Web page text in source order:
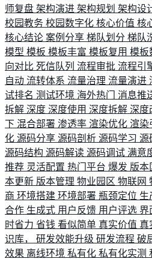
师复盘 架构演进 架构规划 架构设
校园教务 校园数字化 核心价值 核
核心结论 案例分享 梯队划分 梯队
模型 模板 模板丰富 模板复用 模板
向对比 死信队列 流程审批 流程引
自动 流转体系 流量治理 流量演进
试排名 测试环境 海外热门 消息推
拆解 深度 深度使用 深度拆解 深度
下 混合部署 渗透率 渲染优化 渲染
化 源码分享 源码剖析 源码学习 源
源码结构 源码解读 源码调试 满意
推荐 灵活配置 热门平台 爆发 版本
本更新 版本管理 物业园区 物联网
商 环境搭建 环境部署 瓶颈定位 生
合作 生成式 用户反馈 用户评选 界
时省力 省钱 看似简单 真实价值 真
识库， 研发效能升级 研发流程 破
效果 离线环境 私有化 私有化实测